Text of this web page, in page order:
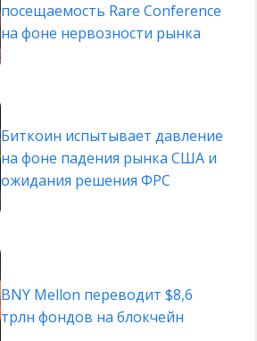
посещаемость Rare Conference
на фоне нервозности рынка
Биткоин испытывает давление
на фоне падения рынка США и
ожидания решения ФРС
BNY Mellon переводит $8,6
трлн фондов на блокчейн